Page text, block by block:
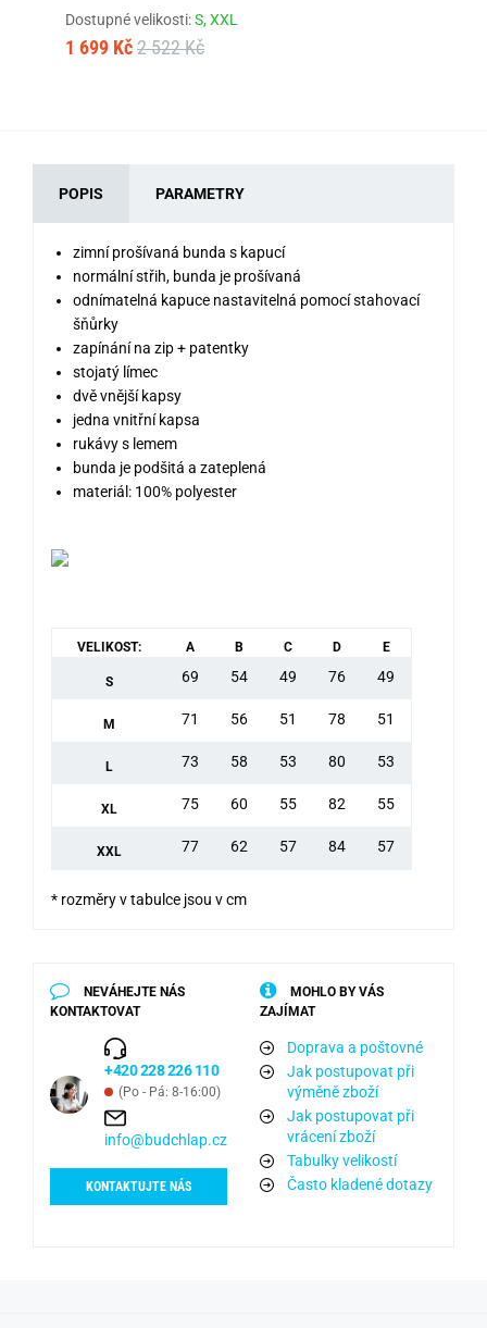
Dostupné velikosti:S,XXL
1 699 Kč 2 522 Kč
POPIS PARAMETRY
zimní prošívaná bunda s kapucí
normální střih, bunda je prošívaná
odnímatelná kapuce nastavitelná pomocí stahovací
šňůrky
zapínání na zip + patentky
stojatý límec
dvě vnější kapsy
jedna vnitřní kapsa
rukávy s lemem
bunda je podšitá a zateplená
materiál: 100% polyester
VELIKOST: A B C D E
S 69 54 49 76 49
M 71 56 51 78 51
L 73 58 53 80 53
XL 75 60 55 82 55
XXL 77 62 57 84 57
* rozměry v tabulce jsou v cm
NEVÁHEJTE NÁS
KONTAKTOVAT
+420 228 226 110
(Po - Pá: 8-16:00)
info@budchlap.cz
KONTAKTUJTE NÁS
MOHLO BY VÁS
ZAJÍMAT
Doprava a poštovné
Jak postupovat při
výměně zboží
Jak postupovat při
vrácení zboží
Tabulky velikostí
Často kladené dotazy